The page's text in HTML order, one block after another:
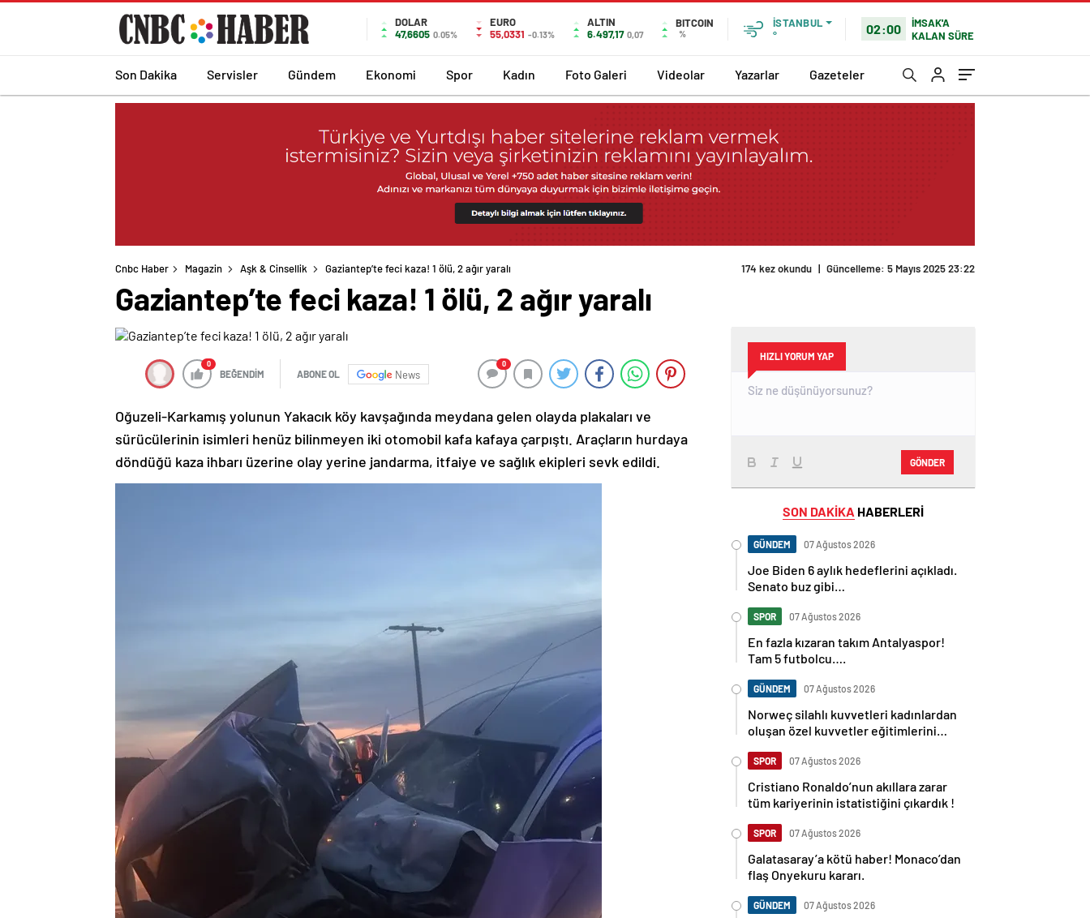
DOLAR
47,6605 0.05%
EURO
55,0331 -0.13%
ALTIN
6.497,17 0,07
BITCOIN
%
İSTANBUL
°
02:00
İMSAK'A
KALAN SÜRE
Son Dakika Servisler Gündem Ekonomi Spor Kadın Foto Galeri Videolar Yazarlar Gazeteler
Cnbc Haber Magazin Aşk & Cinsellik Gaziantep’te feci kaza! 1 ölü, 2 ağır yaralı 174 kez okundu | Güncelleme: 5 Mayıs 2025 23:22
Gaziantep’te feci kaza! 1 ölü, 2 ağır yaralı
0
BEĞENDİM ABONE OL News
0
Oğuzeli-Karkamış yolunun Yakacık köy kavşağında meydana gelen olayda plakaları ve
sürücülerinin isimleri henüz bilinmeyen iki otomobil kafa kafaya çarpıştı. Araçların hurdaya
döndüğü kaza ihbarı üzerine olay yerine jandarma, itfaiye ve sağlık ekipleri sevk edildi.
HIZLI YORUM YAP
GÖNDER
SON DAKİKA HABERLERİ
GÜNDEM 07 Ağustos 2026
Joe Biden 6 aylık hedeflerini açıkladı.
Senato buz gibi…
SPOR 07 Ağustos 2026
En fazla kızaran takım Antalyaspor!
Tam 5 futbolcu….
GÜNDEM 07 Ağustos 2026
Norweç silahlı kuvvetleri kadınlardan
oluşan özel kuvvetler eğitimlerini
SPOR 07 Ağustos 2026
Cristiano Ronaldo’nun akıllara zarar
tüm kariyerinin istatistiğini çıkardık !
SPOR 07 Ağustos 2026
Galatasaray’a kötü haber! Monaco’dan
flaş Onyekuru kararı.
GÜNDEM 07 Ağustos 2026